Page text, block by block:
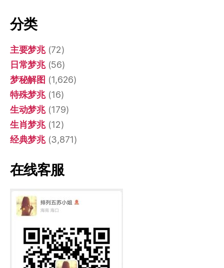
分类
主要梦兆(72)
日常梦兆(56)
梦秘解图 (1,626)
特殊梦兆(16)
生动梦兆(179)
生肖梦兆(12)
经典梦兆(3,871)
在线客服